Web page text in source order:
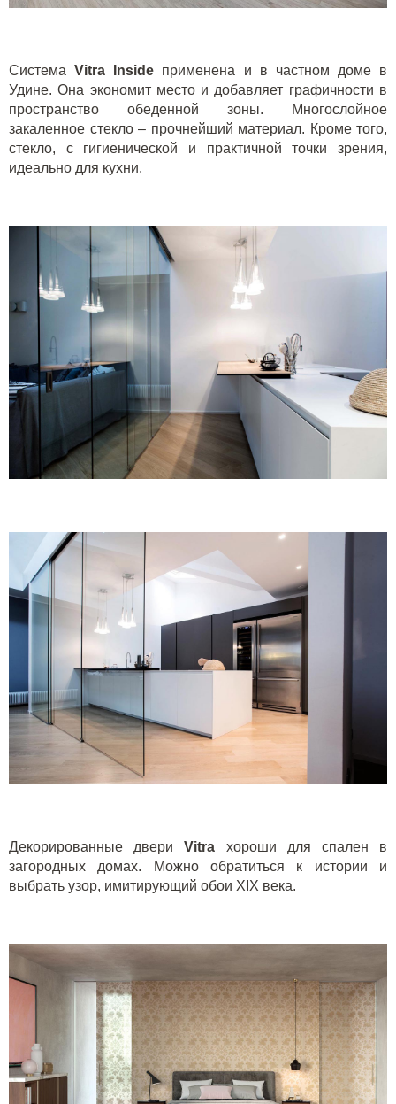
СистемаVitra Inside применена и в частном доме в
Удине. Она экономит место и добавляет графичности в
пространство обеденной зоны. Многослойное
закаленное стекло – прочнейший материал. Кроме того,
стекло, с гигиенической и практичной точки зрения,
идеально для кухни.
Декорированные двериVitra
хороши для спален в
загородных домах. Можно обратиться к истории и
выбрать узор, имитирующий обои XIX века.